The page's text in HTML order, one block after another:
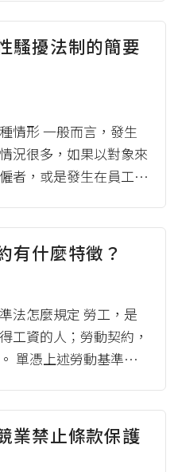
騷擾法制的簡要
情形 一般而言，發生
況很多，如果以對象來
者，或是發生在員工相
有什麼特徵？
法怎麼規定 勞工，是
工資的人；勞動契約，
單憑上述勞動基準法
業禁止條款保護